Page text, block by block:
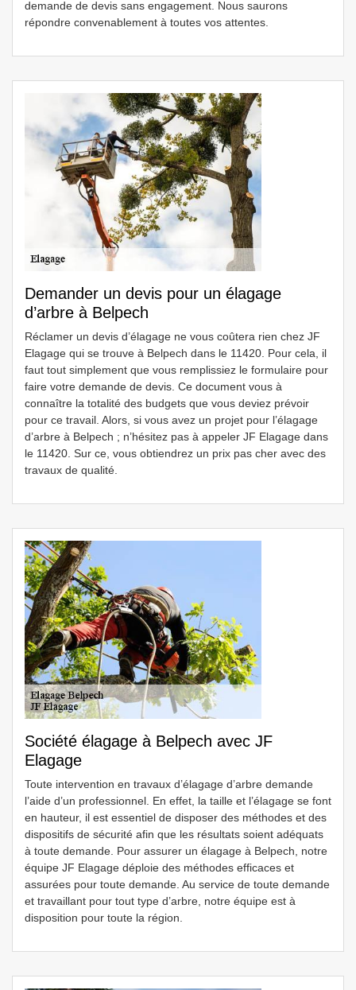
demande de devis sans engagement. Nous saurons
répondre convenablement à toutes vos attentes.
Demander un devis pour un élagage
d’arbre à Belpech
Réclamer un devis d’élagage ne vous coûtera rien chez JF
Elagage qui se trouve à Belpech dans le 11420. Pour cela, il
faut tout simplement que vous remplissiez le formulaire pour
faire votre demande de devis. Ce document vous à
connaître la totalité des budgets que vous deviez prévoir
pour ce travail. Alors, si vous avez un projet pour l’élagage
d’arbre à Belpech ; n’hésitez pas à appeler JF Elagage dans
le 11420. Sur ce, vous obtiendrez un prix pas cher avec des
travaux de qualité.
Société élagage à Belpech avec JF
Elagage
Toute intervention en travaux d’élagage d’arbre demande
l’aide d’un professionnel. En effet, la taille et l’élagage se font
en hauteur, il est essentiel de disposer des méthodes et des
dispositifs de sécurité afin que les résultats soient adéquats
à toute demande. Pour assurer un élagage à Belpech, notre
équipe JF Elagage déploie des méthodes efficaces et
assurées pour toute demande. Au service de toute demande
et travaillant pour tout type d’arbre, notre équipe est à
disposition pour toute la région.